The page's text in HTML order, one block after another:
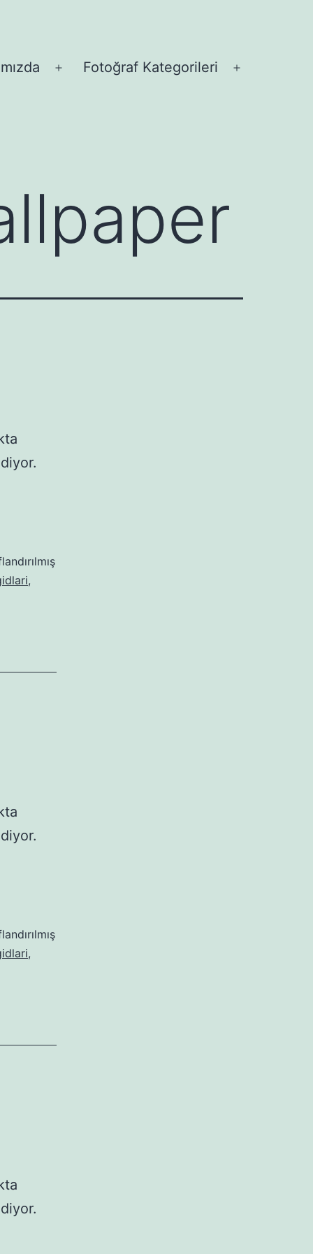
Menüyü
Fotoğraf Kategorileri
,
,